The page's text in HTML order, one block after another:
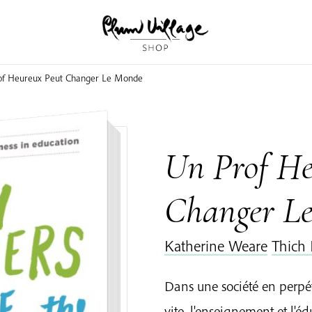
Heureux Peut Changer Le Monde
Un Prof
Changer
Katherine Weare Thich
Dans une société en